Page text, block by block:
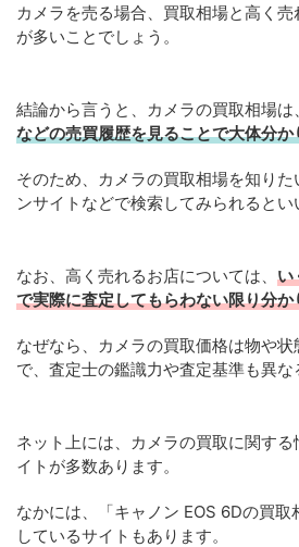
カメラを売る場合、買取相場と高く
が多いことでしょう。
結論から言うと、カメラの買取相場は、
などの売買履歴を見ることで大体分か
そのため、カメラの買取相場を知りた
ンサイトなどで検索してみられるとい
なお、高く売れるお店については、 い
で実際に査定してもらわない限り分か
なぜなら、カメラの買取価格は物や
で、査定士の鑑識力や査定基準も異な
ネット上には、カメラの買取に関す
イトが多数あります。
なかには、「キャノン EOS 6Dの買
しているサイトもあります。